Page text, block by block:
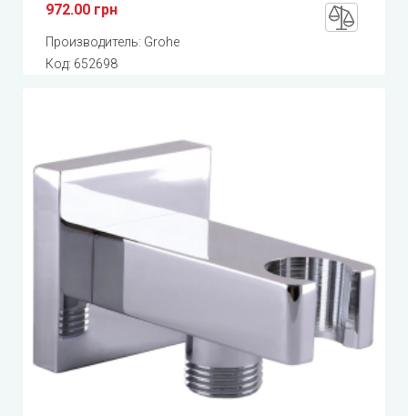
972.00 грн
Производитель: Grohe
Код: 652698